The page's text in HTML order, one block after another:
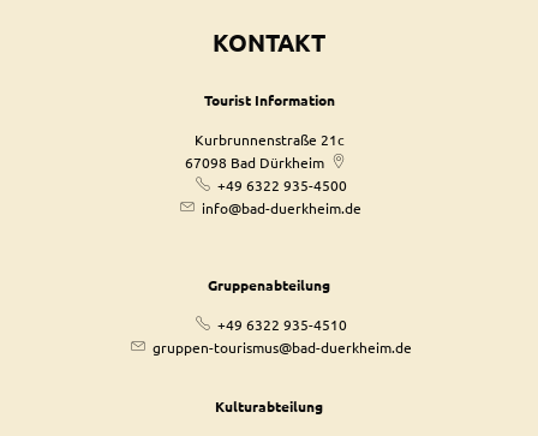
KONTAKT
Tourist Information
Kurbrunnenstraße 21c
67098 Bad Dürkheim
+49 6322 935-4500
info@bad-duerkheim.de
Gruppenabteilung
+49 6322 935-4510
gruppen-tourismus@bad-duerkheim.de
Kulturabteilung